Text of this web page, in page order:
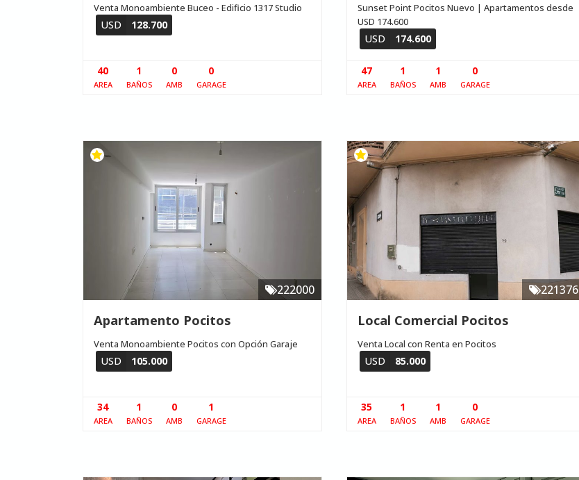
Venta Monoambiente Buceo - Edificio 1317 Studio
USD 128.700
40
AREA
1
BAÑOS
0
AMB
0
GARAGE
Sunset Point Pocitos Nuevo | Apartamentos desde
USD 174.600
USD 174.600
47
AREA
1
BAÑOS
1
AMB
0
GARAGE
222000
Apartamento Pocitos
Venta Monoambiente Pocitos con Opción Garaje
USD 105.000
34
AREA
1
BAÑOS
0
AMB
1
GARAGE
221376
Local Comercial Pocitos
Venta Local con Renta en Pocitos
USD 85.000
35
AREA
1
BAÑOS
1
AMB
0
GARAGE